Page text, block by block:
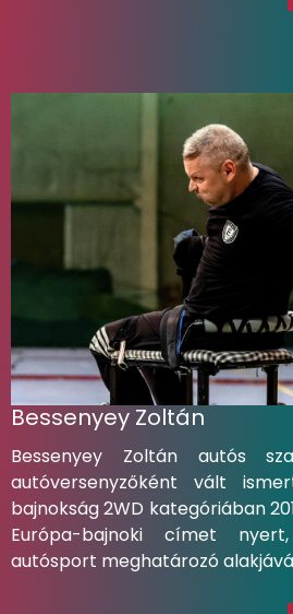
Bessenyey Zoltán
Bessenyey Zoltán autós
autóversenyzőként vált
bajnokság 2WD kategóriában
Európa-bajnoki címet
autósport meghatározó